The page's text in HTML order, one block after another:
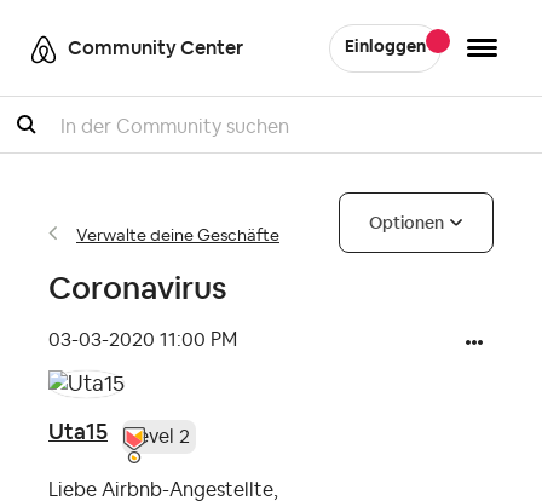
Community Center Einloggen
Suche
Verwalte deine Geschäfte
Optionen
Coronavirus
‎03-03-2020 11:00 PM
Uta15 Level 2
Liebe Airbnb-Angestellte,